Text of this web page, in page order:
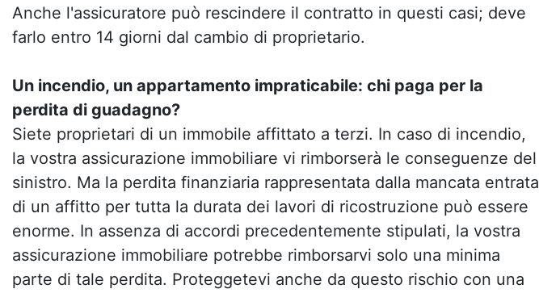
Anche l'assicuratore può rescindere il contratto in questi casi; deve
farlo entro 14 giorni dal cambio di proprietario.
Un incendio, un appartamento impraticabile: chi paga per la
perdita di guadagno?
Siete proprietari di un immobile affittato a terzi. In caso di incendio,
la vostra assicurazione immobiliare vi rimborserà le conseguenze del
sinistro. Ma la perdita finanziaria rappresentata dalla mancata entrata
di un affitto per tutta la durata dei lavori di ricostruzione può essere
enorme. In assenza di accordi precedentemente stipulati, la vostra
assicurazione immobiliare potrebbe rimborsarvi solo una minima
parte di tale perdita. Proteggetevi anche da questo rischio con una